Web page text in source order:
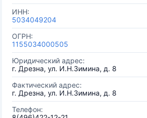
ИНН:
5034049204
ОГРН:
1155034000505
Юридический адрес:
г. Дрезна, ул. И.Н.Зимина, д. 8
Фактический адрес:
г. Дрезна, ул. И.Н.Зимина, д. 8
Телефон: